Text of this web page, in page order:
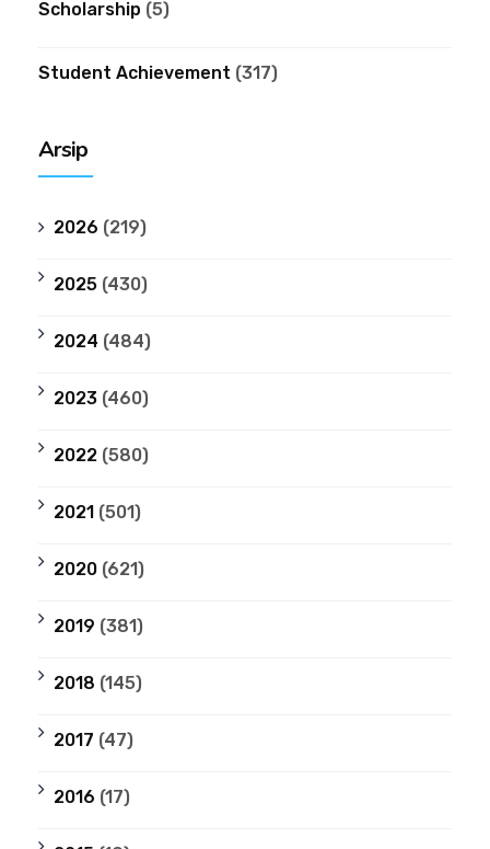
Scholarship (5)
Student Achievement (317)
Arsip
2026 (219)
2025 (430)
2024 (484)
2023 (460)
2022 (580)
2021 (501)
2020 (621)
2019 (381)
2018 (145)
2017 (47)
2016 (17)